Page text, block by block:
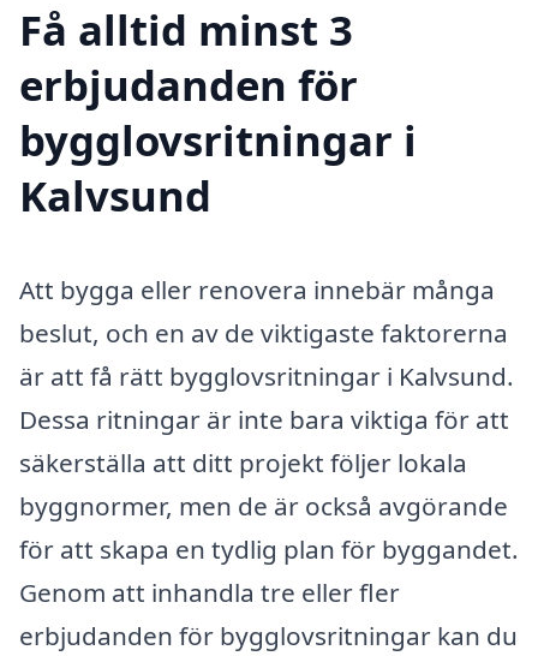
Få alltid minst 3
erbjudanden för
bygglovsritningar i
Kalvsund
Att bygga eller renovera innebär många
beslut, och en av de viktigaste faktorerna
är att få rätt bygglovsritningar i Kalvsund.
Dessa ritningar är inte bara viktiga för att
säkerställa att ditt projekt följer lokala
byggnormer, men de är också avgörande
för att skapa en tydlig plan för byggandet.
Genom att inhandla tre eller fler
erbjudanden för bygglovsritningar kan du